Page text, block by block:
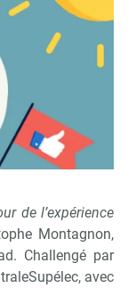
de l’expérience
Montagnon,
Challengé par
avec